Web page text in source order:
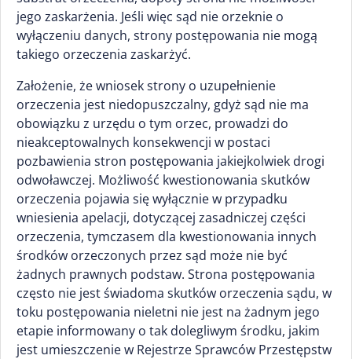
jego zaskarżenia. Jeśli więc sąd nie orzeknie o
wyłączeniu danych, strony postępowania nie mogą
takiego orzeczenia zaskarżyć.
Założenie, że wniosek strony o uzupełnienie
orzeczenia jest niedopuszczalny, gdyż sąd nie ma
obowiązku z urzędu o tym orzec, prowadzi do
nieakceptowalnych konsekwencji w postaci
pozbawienia stron postępowania jakiejkolwiek drogi
odwoławczej. Możliwość kwestionowania skutków
orzeczenia pojawia się wyłącznie w przypadku
wniesienia apelacji, dotyczącej zasadniczej części
orzeczenia, tymczasem dla kwestionowania innych
środków orzeczonych przez sąd może nie być
żadnych prawnych podstaw. Strona postępowania
często nie jest świadoma skutków orzeczenia sądu, w
toku postępowania nieletni nie jest na żadnym jego
etapie informowany o tak dolegliwym środku, jakim
jest umieszczenie w Rejestrze Sprawców Przestępstw